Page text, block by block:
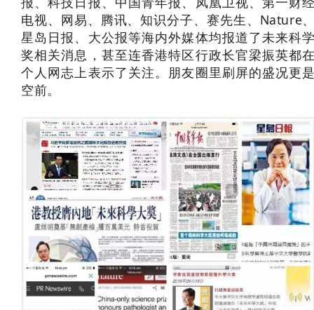
电视、网易、腾讯、知识分子、赛先生、Nature
星岛日报、大公报等海内外媒体均报道了未来科
奖相关消息，甚至连香港特区行政长官梁振英都
个人网志上表示了关注。朋友圈里刷屏的盛况更
空前。